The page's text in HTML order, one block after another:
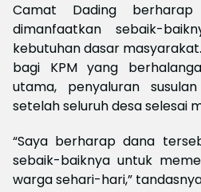
Camat Dading
dimanfaatkan sebaik-
kebutuhan dasar
bagi KPM yang
utama, penyaluran
setelah seluruh desa selesai
“Saya berharap dana
sebaik-baiknya untuk
warga sehari-hari,”